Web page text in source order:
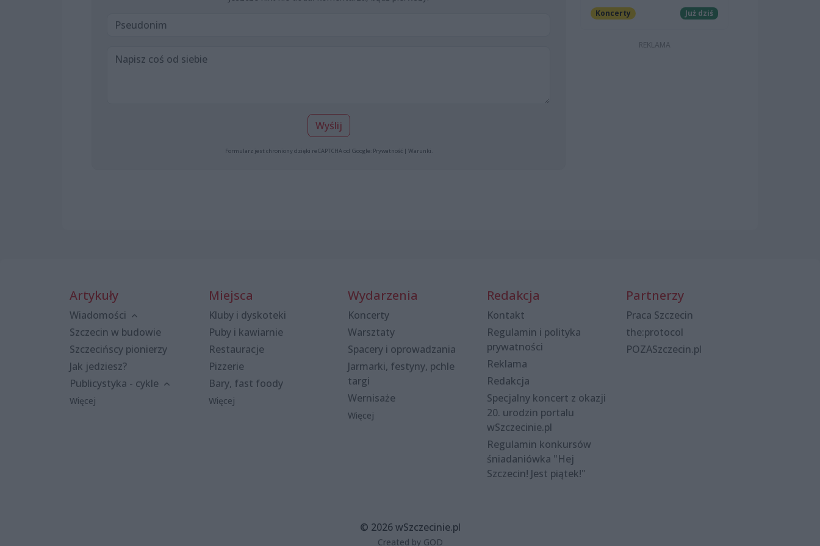
Wyślij
Formularz jest chroniony dzięki reCAPTCHA od Google: Prywatność| Warunki
Koncerty Już dziś
Artykuły
Wiadomości
Szczecin w budowie
Szczecińscy pionierzy
Jak jedziesz?
Publicystyka - cykle
Więcej
Miejsca
Kluby i dyskoteki
Puby i kawiarnie
Restauracje
Pizzerie
Bary, fast foody
Więcej
Wydarzenia
Koncerty
Warsztaty
Spacery i oprowadzania
Jarmarki, festyny, pchle
targi
Wernisaże
Więcej
Redakcja
Kontakt
Regulamin i polityka
prywatności
Reklama
Redakcja
Specjalny koncert z okazji
20. urodzin portalu
wSzczecinie.pl
Regulamin konkursów
śniadaniówka "Hej
Szczecin! Jest piątek!"
Partnerzy
Praca Szczecin
the:protocol
POZASzczecin.pl
© 2026 wSzczecinie.pl
Created by GOD